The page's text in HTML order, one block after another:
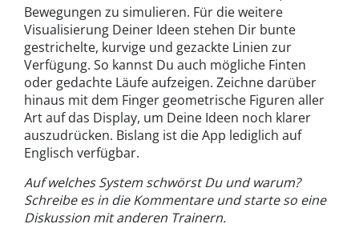
Bewegungen zu simulieren. Für die weitere
Visualisierung Deiner Ideen stehen Dir bunte
gestrichelte, kurvige und gezackte Linien zur
Verfügung. So kannst Du auch mögliche Finten
oder gedachte Läufe aufzeigen. Zeichne darüber
hinaus mit dem Finger geometrische Figuren aller
Art auf das Display, um Deine Ideen noch klarer
auszudrücken. Bislang ist die App lediglich auf
Englisch verfügbar.
Auf welches System schwörst Du und warum?
Schreibe es in die Kommentare und starte so eine
Diskussion mit anderen Trainern.